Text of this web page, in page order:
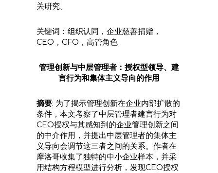
关研究。
关键词：组织认同，企业慈善捐赠，
CEO，CFO，高管角色
管理创新与中层管理者：授权型领导、建
言行为和集体主义导向的作用
摘要: 为了揭示管理创新在企业内部扩散的
条件，本文考察了中层管理者建言行为对
CEO授权与其感知到的企业管理创新之间
的中介作用，并提出中层管理者的集体主
义导向会调节这三者之间的关系。作者在
摩洛哥收集了独特的中小企业样本，并采
用结构方程模型进行分析，发现CEO授权